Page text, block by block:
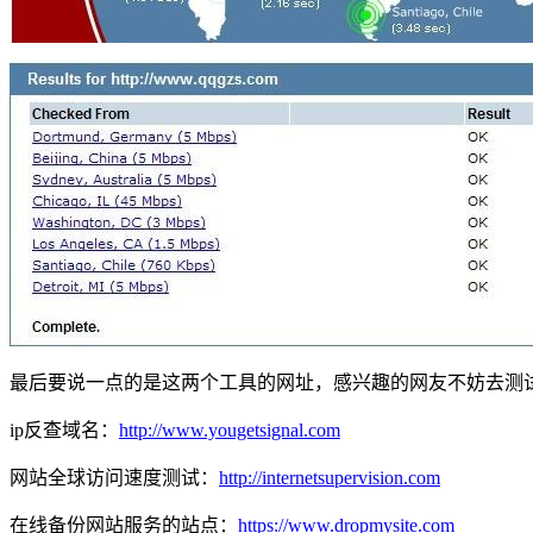
最后要说一点的是这两个工具的网址，感兴趣的网友不妨去测
ip反查域名： http://www.yougetsignal.com
网站全球访问速度测试： http://internetsupervision.com
在线备份网站服务的站点： https://www.dropmysite.com